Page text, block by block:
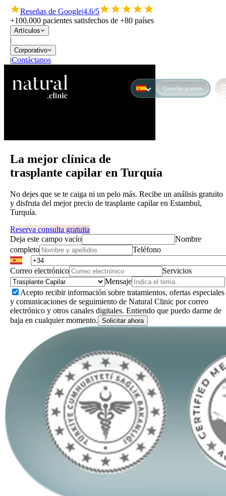
Reseñas de Google|4.6/5
+100.000 pacientes satisfechos de +80 países
Artículos
|
Corporativo
|Contáctanos
Consulta gratuita
La mejor clínica de
trasplante capilar en Turquía
No dejes que se te caiga ni un pelo más. Recibe un análisis gratuito
y disfruta del mejor precio de trasplante capilar en Estambul,
Turquía.
Reserva consulta gratuita
Deja este campo vacío
Nombre
completo
Teléfono
Correo electrónico
Servicios
Mensaje
Acepto recibir información sobre tratamientos, ofertas especiales
y comunicaciones de seguimiento de Natural Clinic por correo
electrónico y otros canales digitales. Entiendo que puedo darme de
baja en cualquier momento. Solicitar ahora